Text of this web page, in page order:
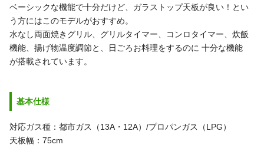
ベーシックな機能で十分だけど、ガラストップ天板が良い！とい
う方にはこのモデルがおすすめ。
水なし両面焼きグリル、グリルタイマー、コンロタイマー、炊飯
機能、揚げ物温度調節と、日ごろお料理をするのに 十分な機能
が搭載されています。
基本仕様
対応ガス種：都市ガス（13A・12A）/プロパンガス（LPG）
天板幅：75cm